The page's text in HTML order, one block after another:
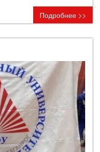
Подробнее >>